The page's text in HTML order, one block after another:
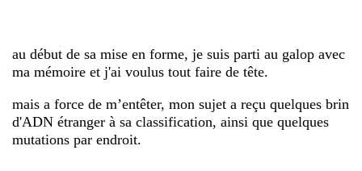
au début de sa mise en forme, je suis parti au galop avec
ma mémoire et j'ai voulus tout faire de tête.
mais a force de m’entêter, mon sujet a reçu quelques brin
d'ADN étranger à sa classification, ainsi que quelques
mutations par endroit.